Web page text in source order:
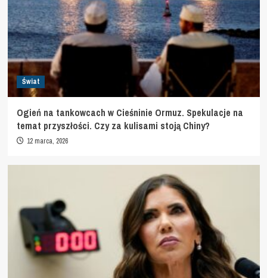
Świat
Ogień na tankowcach w Cieśninie Ormuz. Spekulacje na
temat przyszłości. Czy za kulisami stoją Chiny?
12 marca, 2026